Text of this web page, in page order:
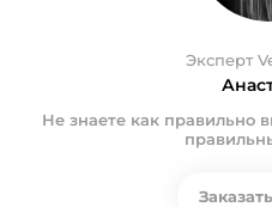
Эксперт
Не знаете как правильно